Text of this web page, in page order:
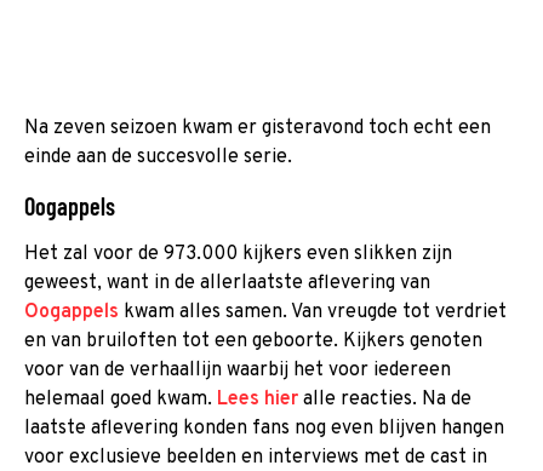
Na zeven seizoen kwam er gisteravond toch echt een
einde aan de succesvolle serie.
Oogappels
Het zal voor de 973.000 kijkers even slikken zijn
geweest, want in de allerlaatste aflevering van
Oogappels kwam alles samen. Van vreugde tot verdriet
en van bruiloften tot een geboorte. Kijkers genoten
voor van de verhaallijn waarbij het voor iedereen
helemaal goed kwam. Lees hier alle reacties. Na de
laatste aflevering konden fans nog even blijven hangen
voor exclusieve beelden en interviews met de cast in